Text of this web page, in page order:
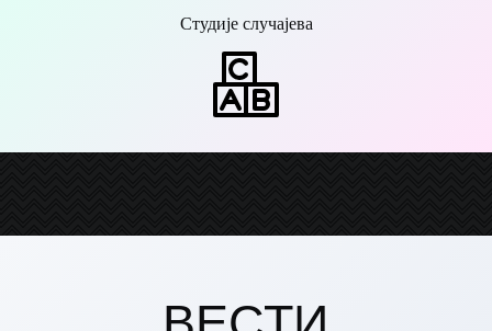
Студије случајева